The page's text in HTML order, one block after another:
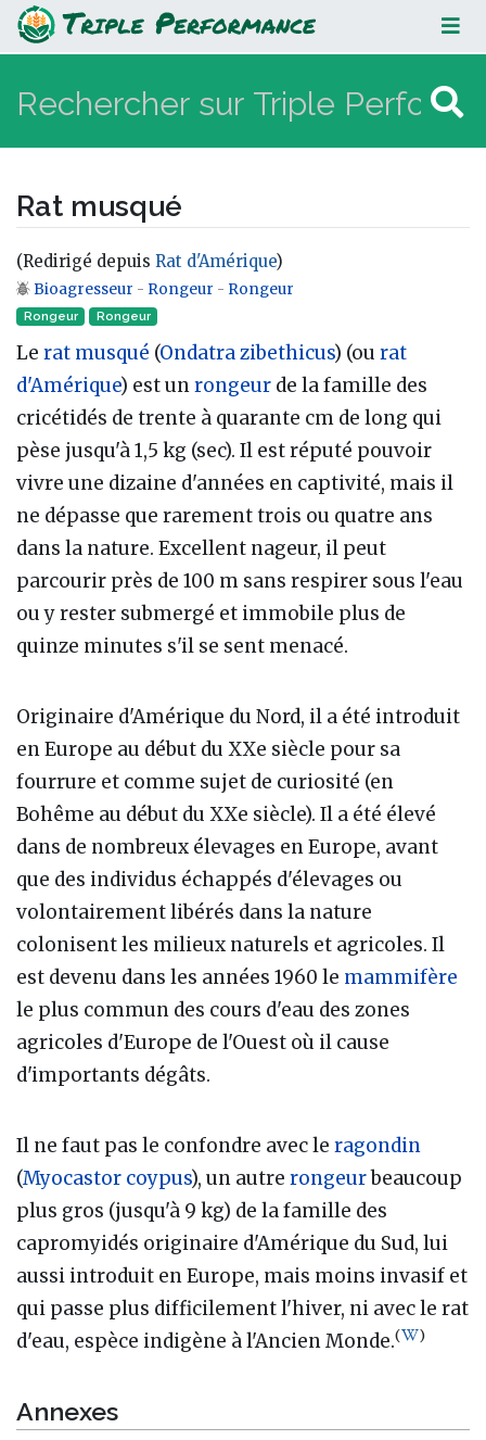
Rat musqué
Rat musqué
(Redirigé depuis Rat d'Amérique)
Aller à :navigation,rechercher
Bioagresseur - Rongeur - Rongeur
Rongeur Rongeur‎
Le rat musqué (Ondatra zibethicus) (ou rat
d'Amérique) est unrongeur de la famille des
cricétidés de trente à quarante cm de long qui
pèse jusqu'à 1,5 kg (sec). Il est réputé pouvoir
vivre une dizaine d'années en captivité, mais il
ne dépasse que rarement trois ou quatre ans
dans la nature. Excellent nageur, il peut
parcourir près de 100 m sans respirer sous l'eau
ou y rester submergé et immobile plus de
quinze minutes s'il se sent menacé.
Originaire d'Amérique du Nord, il a été introduit
en Europe au début du XXe siècle pour sa
fourrure et comme sujet de curiosité (en
Bohême au début du XXe siècle). Il a été élevé
dans de nombreux élevages en Europe, avant
que des individus échappés d'élevages ou
volontairement libérés dans la nature
colonisent les milieux naturels et agricoles. Il
est devenu dans les années 1960 le mammifère
le plus commun des cours d'eau des zones
agricoles d'Europe de l'Ouest où il cause
d'importants dégâts.
Il ne faut pas le confondre avec le ragondin
(Myocastor coypus), un autre rongeurbeaucoup
plus gros (jusqu'à 9 kg) de la famille des
capromyidés originaire d'Amérique du Sud, lui
aussi introduit en Europe, mais moins invasif et
qui passe plus difficilement l'hiver, ni avec le rat
d'eau, espèce indigène à l'Ancien Monde.( )
Annexes